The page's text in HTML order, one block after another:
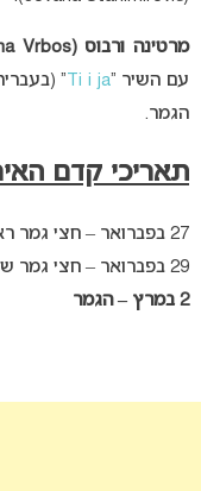
מרטינה ורבוס (Martina Vrbos):
עם השיר “Ti i ja
”
הגמר.
תאריכי קדם
27 בפברואר – חצי גמר ראשון
29 בפברואר – חצי גמר שני
2 במרץ – הגמר